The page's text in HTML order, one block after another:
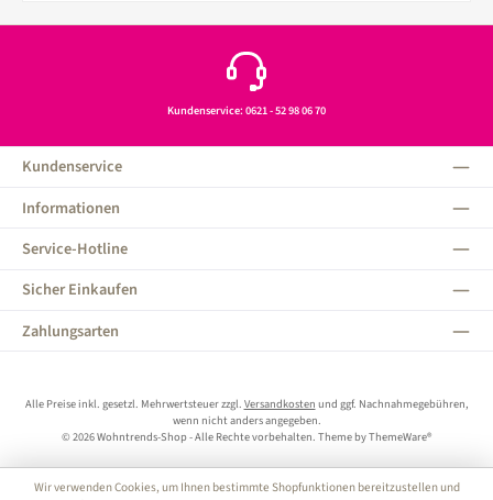
Kundenservice: 0621 - 52 98 06 70
Kundenservice
Informationen
Service-Hotline
Sicher Einkaufen
Zahlungsarten
Alle Preise inkl. gesetzl. Mehrwertsteuer zzgl. Versandkosten und ggf. Nachnahmegebühren,
wenn nicht anders angegeben.
© 2026 Wohntrends-Shop - Alle Rechte vorbehalten. Theme byThemeWare®
Wir verwenden Cookies, um Ihnen bestimmte Shopfunktionen bereitzustellen und